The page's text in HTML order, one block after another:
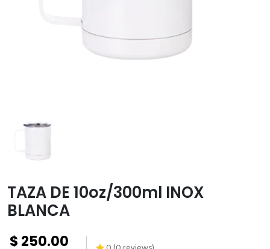
Política
envíos
TAZA DE 10oz/300ml INOX
BLANCA
$ 250.00